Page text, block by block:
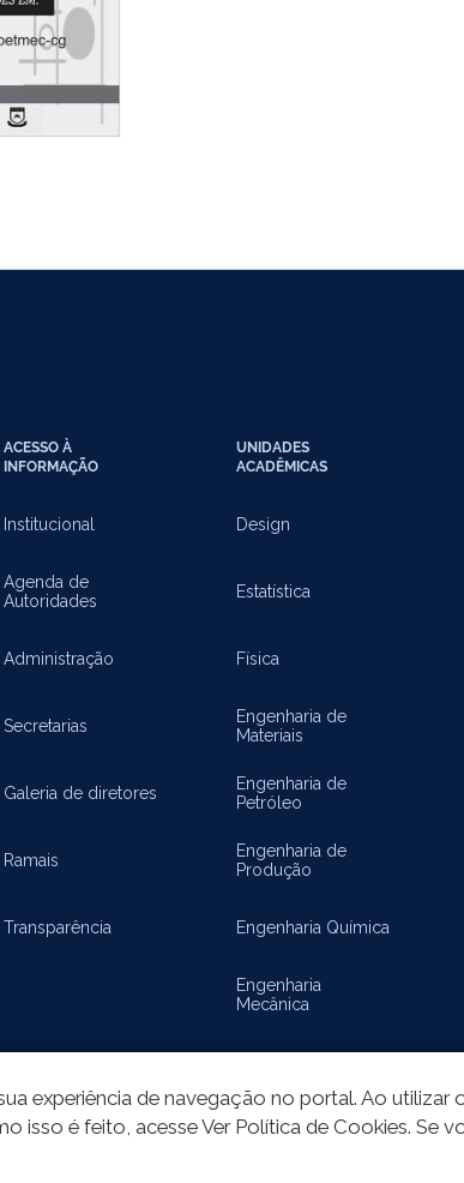
ACESSO À
INFORMAÇÃO
Institucional
Agenda de
Autoridades
Administração
Secretarias
Galeria de diretores
Ramais
Transparência
UNIDADES
ACADÊMICAS
Design
Estatística
Física
Engenharia de
Materiais
Engenharia de
Petróleo
Engenharia de
Produção
Engenharia Química
Engenharia
Mecânica
experiência de navegação no portal. Ao
isso é feito, acesse Ver Política de Cookies. Se